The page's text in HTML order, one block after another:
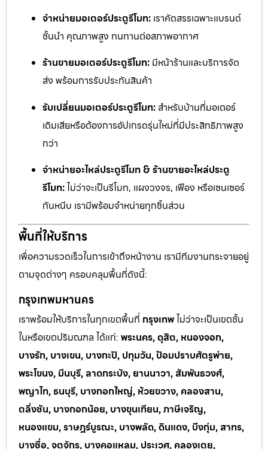
จำหน่ายมอเตอร์ประตูรีโมท: เราคัดสรรเฉพาะแบรนด์
ชั้นนำ คุณภาพสูง ทนทานต่อสภาพอากาศ
ร้านขายมอเตอร์ประตูรีโมท: มีหน้าร้านและบริการจัด
ส่ง พร้อมการรับประกันสินค้า
รับเปลี่ยนมอเตอร์ประตูรีโมท: สำหรับบ้านที่มอเตอร์
เดิมเสียหรือต้องการอัปเกรดรุ่นใหม่ที่มีประสิทธิภาพสูง
กว่า
จำหน่ายอะไหล่ประตูรีโมท & ร้านขายอะไหล่ประตู
รีโมท:ไม่ว่าจะเป็นรีโมท, แผงวงจร, เฟือง หรือเซนเซอร์
กันหนีบ เรามีพร้อมจำหน่ายทุกชิ้นส่วน
พื้นที่ให้บริการ
เพื่อความรวดเร็วในการเข้าถึงหน้างาน เรามีทีมงานกระจายอยู่
ตามจุดต่างๆ ครอบคลุมพื้นที่ดังนี้:
กรุงเทพมหานคร
เราพร้อมให้บริการในทุกเขตพื้นที่ กรุงเทพไม่ว่าจะเป็นเขตชั้น
ในหรือเขตปริมณฑล ได้แก่: พระนคร, ดุสิต, หนองจอก,
บางรัก, บางเขน, บางกะปิ, ปทุมวัน, ป้อมปราบศัตรูพ่าย,
พระโขนง, มีนบุรี, ลาดกระบัง, ยานนาวา, สัมพันธวงศ์,
พญาไท, ธนบุรี, บางกอกใหญ่, ห้วยขวาง, คลองสาน,
ตลิ่งชัน, บางกอกน้อย, บางขุนเทียน, ภาษีเจริญ,
หนองแขม, ราษฎร์บูรณะ, บางพลัด, ดินแดง, บึงกุ่ม, สาทร,
บางซื่อ, จตุจักร, บางคอแหลม, ประเวศ, คลองเตย,